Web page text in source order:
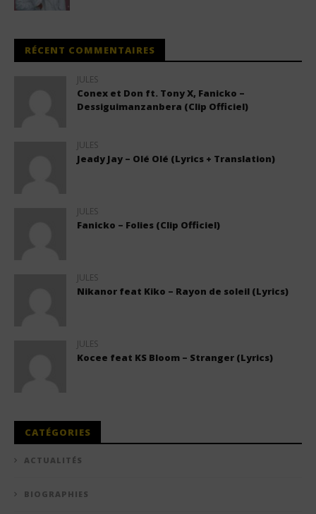
RÉCENT COMMENTAIRES
JULES
Conex et Don ft. Tony X, Fanicko –
Dessiguimanzanbera (Clip Officiel)
JULES
Jeady Jay – Olé Olé (Lyrics + Translation)
JULES
Fanicko – Folies (Clip Officiel)
JULES
Nikanor feat Kiko – Rayon de soleil (Lyrics)
JULES
Kocee feat KS Bloom – Stranger (Lyrics)
CATÉGORIES
ACTUALITÉS
BIOGRAPHIES